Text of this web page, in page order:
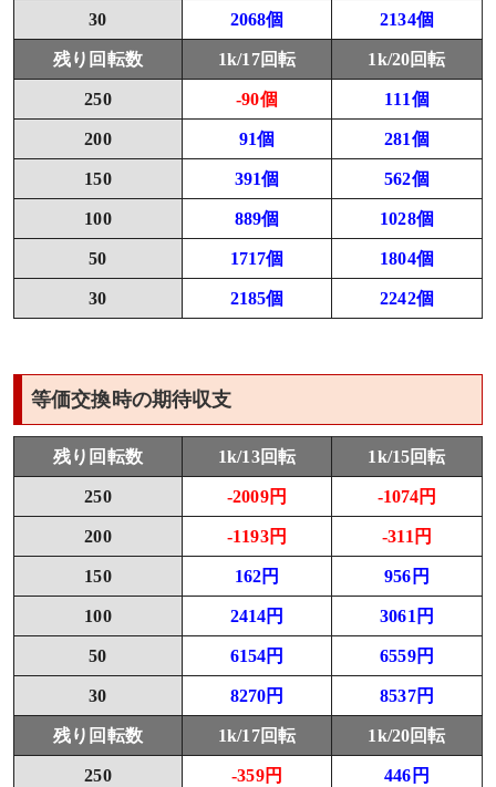
30 2068個 2134個
残り回転数 1k/17回転 1k/20回転
250 -90個 111個
200 91個 281個
150 391個 562個
100 889個 1028個
50 1717個 1804個
30 2185個 2242個
等価交換時の期待収支
残り回転数 1k/13回転 1k/15回転
250 -2009円 -1074円
200 -1193円 -311円
150 162円 956円
100 2414円 3061円
50 6154円 6559円
30 8270円 8537円
残り回転数 1k/17回転 1k/20回転
250 -359円 446円